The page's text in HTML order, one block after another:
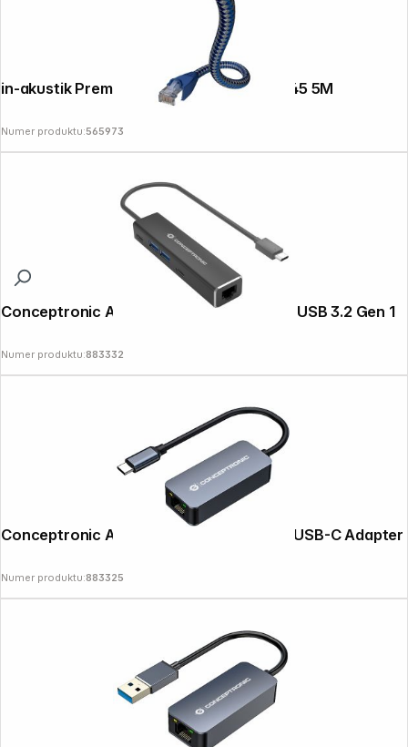
in-akustik Premium CAT6 Patchkabel RJ45 5M
Numer produktu:565973
Conceptronic ABBY13B Gigabit Ethernet USB 3.2 Gen 1
Numer produktu:883332
Conceptronic ABBY12GC 2.5G-Ethernet USB-C Adapter
Numer produktu:883325